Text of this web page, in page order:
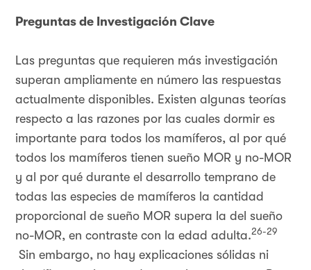
Preguntas de Investigación Clave
Las preguntas que requieren más investigación
superan ampliamente en número las respuestas
actualmente disponibles. Existen algunas teorías
respecto a las razones por las cuales dormir es
importante para todos los mamíferos, al por qué
todos los mamíferos tienen sueño MOR y no-MOR
y al por qué durante el desarrollo temprano de
todas las especies de mamíferos la cantidad
proporcional de sueño MOR supera la del sueño
no-MOR, en contraste con la edad adulta.26-29
Sin embargo, no hay explicaciones sólidas ni